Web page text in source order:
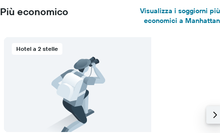
Più economico
Visualizza i soggiorni più
economici a Manhattan
Hotel a 2 stelle